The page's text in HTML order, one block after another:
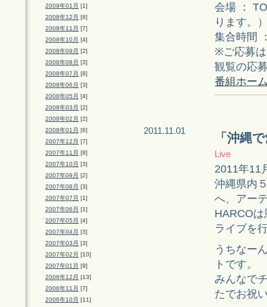
2009年01月 [1]
2008年12月 [6]
2008年11月 [7]
2008年10月 [4]
2008年09月 [2]
2008年08月 [3]
2008年07月 [8]
2008年06月 [3]
2008年05月 [4]
2008年03月 [2]
2008年02月 [2]
2008年01月 [6]
2007年12月 [7]
2007年11月 [8]
2007年10月 [3]
2007年09月 [2]
2007年08月 [3]
2007年07月 [1]
2007年06月 [1]
2007年05月 [4]
2007年04月 [3]
2007年03月 [3]
2007年02月 [10]
2007年01月 [9]
2006年12月 [13]
2006年11月 [7]
2006年10月 [11]
会場 ：
ります。
集合時間
※ご応募
観覧の応
番組ホー
2011.11.01
「沖縄
Live
2011年11
沖縄県内
へ、アー
HARCO
ライブを
うちなー
トです。
みんなで
たでお祝